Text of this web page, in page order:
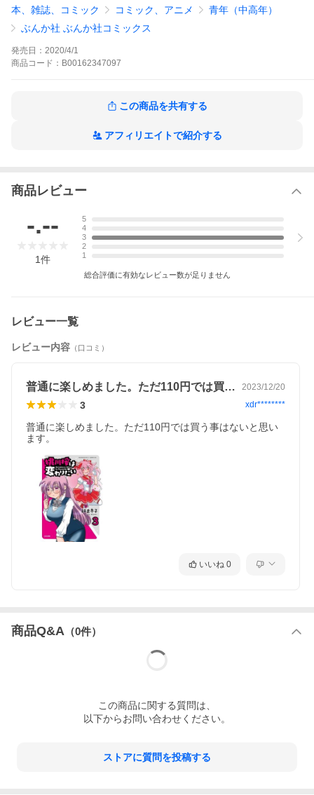
はオタクなことをひた隠すアラサ―OL・桃川桜がひょんなことか
ら社会人コスプレサークルを発見!! 趣味を語り合える仲間ができ
ると思いきや、そこにいたのは会社の課長!? しかもこのサークル
人数不足で廃止寸前!? 根暗でネガティブな主人公と破天荒で個性
的なキャラクターが巻き起こす社会人ドタバタコメディー!
桃川桜は変わりたい (1)はこちら
桃川桜は変わりたい(分冊版) 【第4話】はこちら
桃川桜は変わりたい(分冊版) 【第5話】はこちら
桃川桜は変わりたい(分冊版)の作品をもっと見る
本、雑誌、コミック コミック、アニメ
青年（中高年）
ぶんか社 ぶんか社コミックス
発売日： 2020/4/1
商品 コード： B00162347097
この商品を共有する
アフィリエイトで紹介する
商品レビュー
-.--
1件
5
4
3
2
1
総合評価に有効なレビュー数が足りません
レビュー一覧
レビュー内容 （口コミ）
普通に楽しめました。ただ110円では買… 2023/12/20
3 xdr********
普通に楽しめました。ただ110円では買う事はないと思い
ます。
いいね 0
商品Q&A （0件）
この商品に関する質問は、
以下からお問い合わせください。
ストアに質問を投稿する